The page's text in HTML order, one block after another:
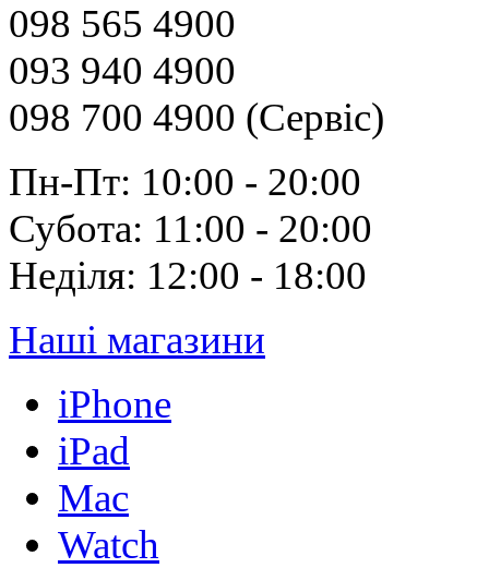
098 565 4900
093 940 4900
098 700 4900 (Сервіс)
Пн-Пт: 10:00 - 20:00
Субота: 11:00 - 20:00
Неділя: 12:00 - 18:00
Наші магазини
iPhone
iPad
Mac
Watch